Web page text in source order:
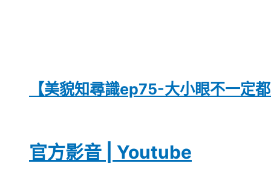
【美貌知尋識ep75-大小眼不一定
官方影音 | Youtube